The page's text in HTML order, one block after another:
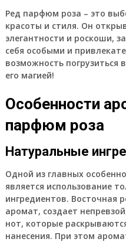
Ред парфюм роза – это
красоты и стиля. Он
элегантности и роскоши,
себя особыми и
возможность погрузиться
его магией!
Особенности
парфюм роза
Натуральные
Одной из главных
является использование
ингредиентов. Восточная
аромат, создает
нот, которые
нанесения. При этом